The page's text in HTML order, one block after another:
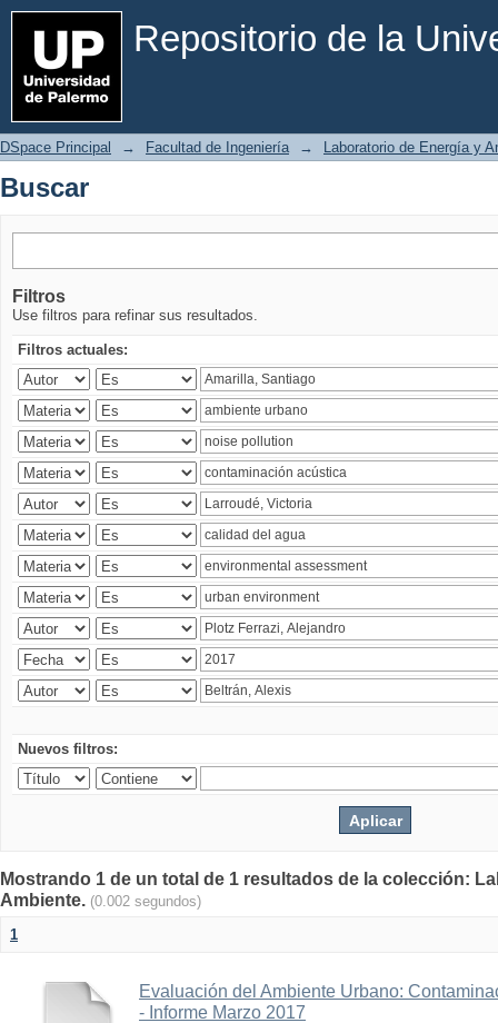
Repositorio de la
Buscar
DSpace Principal → Facultad de Ingeniería → Laboratorio de Energía y
Buscar
Filtros
Use filtros para refinar sus resultados.
Filtros actuales:
Nuevos filtros:
Mostrando 1 de un total de 1 resultados de la colección:
Ambiente. (0.002 segundos)
1
Evaluación del Ambiente Urbano:
- Informe Marzo 2017